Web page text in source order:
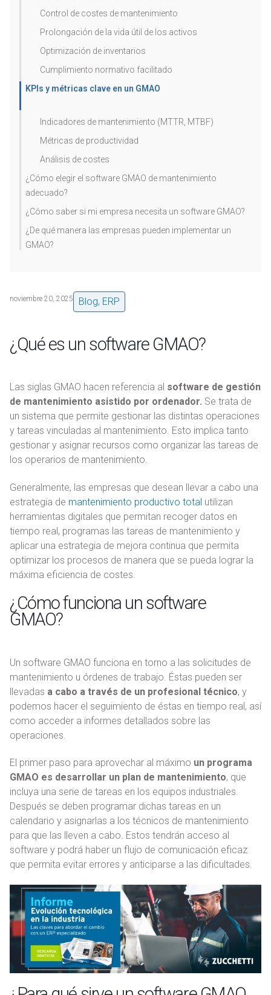
Control de costes de mantenimiento
Prolongación de la vida útil de los activos
Optimización de inventarios
Cumplimiento normativo facilitado
KPIs y métricas clave en un GMAO
Indicadores de mantenimiento (MTTR, MTBF)
Métricas de productividad
Análisis de costes
¿Cómo elegir el software GMAO de mantenimiento
adecuado?
¿Cómo saber si mi empresa necesita un software GMAO?
¿De qué manera las empresas pueden implementar un
GMAO?
noviembre 20, 2025 Blog, ERP
¿Qué es un software GMAO?
Las siglas GMAO hacen referencia al software de gestión
de mantenimiento asistido por ordenador. Se trata de
un sistema que permite gestionar las distintas operaciones
y tareas vinculadas al mantenimiento. Esto implica tanto
gestionar y asignar recursos como organizar las tareas de
los operarios de mantenimiento.
Generalmente, las empresas que desean llevar a cabo una
estrategia de mantenimiento productivo total utilizan
herramientas digitales que permitan recoger datos en
tiempo real, programas las tareas de mantenimiento y
aplicar una estrategia de mejora continua que permita
optimizar los procesos de manera que se pueda lograr la
máxima eficiencia de costes.
¿Cómo funciona un software
GMAO?
Un software GMAO funciona en torno a las solicitudes de
mantenimiento u órdenes de trabajo. Éstas pueden ser
llevadas a cabo a través de un profesional técnico, y
podemos hacer el seguimiento de éstas en tiempo real, así
como acceder a informes detallados sobre las
operaciones.
El primer paso para aprovechar al máximo un programa
GMAO es desarrollar un plan de mantenimiento, que
incluya una serie de tareas en los equipos industriales.
Después se deben programar dichas tareas en un
calendario y asignarlas a los técnicos de mantenimiento
para que las lleven a cabo. Estos tendrán acceso al
software y podrá haber un flujo de comunicación eficaz
que permita evitar errores y anticiparse a las dificultades.